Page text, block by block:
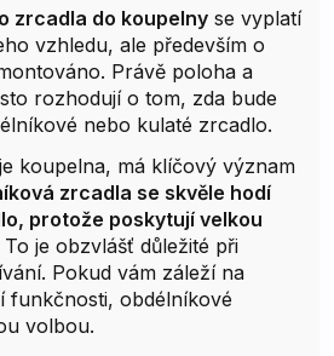
zrcadla do koupelny se vyplatí
vzhledu, ale především o
Právě poloha a
rozhodují o tom, zda bude
nebo kulaté zrcadlo.
koupelna, má klíčový význam
zrcadla se skvěle hodí
protože poskytují velkou
To je obzvlášť důležité při
Pokud vám záleží na
funkčnosti, obdélníkové
volbou.